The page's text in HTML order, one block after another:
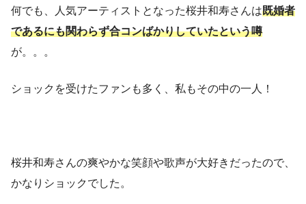
何でも、人気アーティストとなった桜井和寿さんは既婚者
であるにも関わらず合コンばかりしていたという噂
が。。。
ショックを受けたファンも多く、私もその中の一人！
桜井和寿さんの爽やかな笑顔や歌声が大好きだったので、
かなりショックでした。